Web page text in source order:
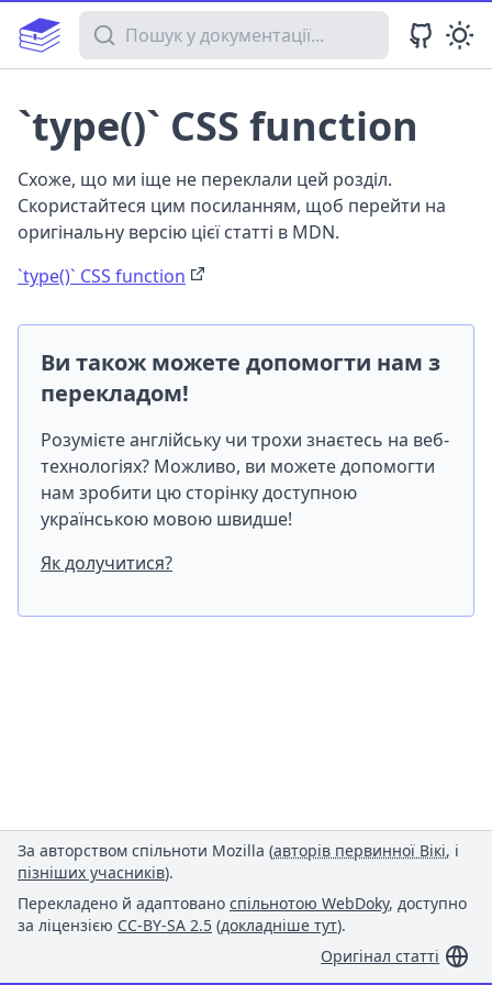
Пошук у документації
`type()` CSS function
Схоже, що ми іще не переклали цей розділ.
Скористайтеся цим посиланням, щоб перейти на
оригінальну версію цієї статті в MDN.
`type()` CSS function
Ви також можете допомогти нам з
перекладом!
Розумієте англійську чи трохи знаєтесь на веб-
технологіях? Можливо, ви можете допомогти
нам зробити цю сторінку доступною
українською мовою швидше!
Як долучитися?
За авторством спільноти Mozilla (авторів первинної Вікі, і
пізніших учасників).
Перекладено й адаптовано спільнотою WebDoky, доступно
за ліцензією CC-BY-SA 2.5 (докладніше тут).
Оригінал статті